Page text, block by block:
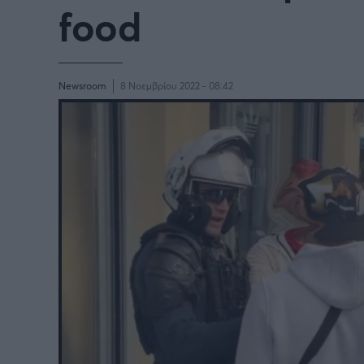
food
Newsroom 8 Νοεμβρίου 2022 - 08:42